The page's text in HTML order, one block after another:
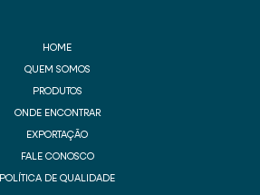
HOME
QUEM SOMOS
PRODUTOS
ONDE ENCONTRAR
EXPORTAÇÃO
FALE CONOSCO
POLÍTICA DE QUALIDADE